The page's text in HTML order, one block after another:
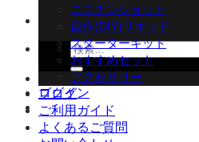
検
索
対
象:
ログイン
ニコチンショット
自作(DIY)リキッド
スターターキット
おすすめセット
アクセサリー
ブログ
ご利用ガイド
よくあるご質問